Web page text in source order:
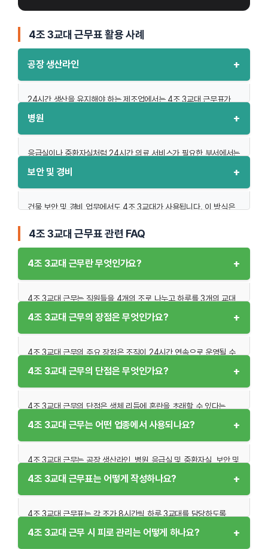
4조 3교대 근무표 활용 사례
공장 생산라인 +
24시간 생산을 유지해야 하는 제조업에서는 4조 3교대 근무표가
필수적입니다. 직원들은 근무 시간이 명확히 정해져 있어
효율적으로 작업을 수행할 수 있습니다. 특히, 고도의 자동화
지속적인 작동을 보장합니다.
예를 들어, 반도체 제조업의 경우 야간 시간대에도 정확성과 품질
관리가 중요한데, 4조 3교대 근무는 이를 효과적으로 지원합니다.
높이는 핵심 요소로 작용합니다.
병원 +
응급실이나 중환자실처럼 24시간 의료 서비스가 필요한 부서에서는
4조 3교대 근무표를 통해 의사와 간호사가 적절히 배치됩니다.
특히, 의료진의 피로를 최소화하기 위해 휴식 시간을 충분히 확보할
모니터링하고, 교대 시 명확한 환자 기록 인계가 이루어져야 환자
야간 근무를 담당하는 의료진의 스트레스를 줄이기 위해 심리 상담
보안 및 경비 +
건물 보안 및 경비 업무에서도 4조 3교대가 사용됩니다. 이 방식은
공항 보안팀은 시간대별로 발생하는 위험 요소에 맞추어 근무조를
배치합니다.
예를 들어, 금융 기관의 데이터 센터 경비팀은 24시간 내내 외부
침입 및 시스템 이상을 감시하며, 교대 근무를 통해 장시간 집중
4조 3교대 근무표 관련 FAQ
4조 3교대 근무란 무엇인가요? +
4조 3교대 근무는 직원들을 4개의 조로 나누고 하루를 3개의 교대
시간으로 나누어 근무를 수행하는 방식입니다. 이 근무 형태는 공장,
병원, 보안 등의 산업에서 24시간 지속적인 운영이 필요한 경우에
담당하여 업무 효율성을 높이고 근무자의 피로를 최소화할 수
유연하게 대처할 수 있습니다.
4조 3교대 근무의 장점은 무엇인가요? +
4조 3교대 근무의 주요 장점은 조직이 24시간 연속으로 운영될 수
있다는 점입니다. 특히, 기계 작동을 멈출 수 없는 제조업이나 응급
상황 대처가 필요한 병원에서 효율적인 인력 배치를 가능하게
구분되어 있어 직원들의 생산성과 집중력을 높일 수 있습니다. 또한,
점에서도 유리합니다.
4조 3교대 근무의 단점은 무엇인가요? +
4조 3교대 근무의 단점은 생체 리듬에 혼란을 초래할 수 있다는
점입니다. 주간과 야간 근무를 반복하면서 수면 부족과 피로 누적이
발생할 수 있습니다. 이는 장기적으로 건강 문제를 유발할 가능성이
조율이나 개인적인 삶의 균형을 유지하는 데 어려움을 겪을 수
있습니다. 이러한 단점을 완화하기 위해 근무 스케줄의 조정과 건강
관리 프로그램이 필요합니다.
4조 3교대 근무는 어떤 업종에서 사용되나요? +
4조 3교대 근무는 공장 생산라인, 병원 응급실 및 중환자실, 보안 및
경비 업무, 항공 교통 관제, 전력 및 수도 공급 관리와 같은 24시간
운영이 필수적인 업종에서 주로 사용됩니다. 이외에도 대형 IT
위해 활용됩니다. 이러한 업종에서는 업무의 연속성과 안정성이
4조 3교대 근무표는 어떻게 작성하나요? +
4조 3교대 근무표는 각 조가 8시간씩 하루 3교대를 담당하도록
작성됩니다. 일반적으로 주간 근무, 야간 근무, 휴무를 순환하면서
주기를 반복합니다. 근무표 작성 시 근무자의 피로를 최소화하고
4조 3교대 근무 시 피로 관리는 어떻게 하나요? +